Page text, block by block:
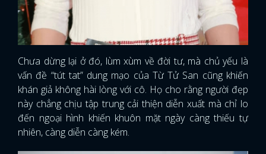
Chưa dừng lại ở đó, lùm xùm về đời tư, mà chủ yếu là
vấn đề “tút tat” dung mạo của Từ Tử San cũng khiến
khán giả không hài lòng với cô. Họ cho rằng người đẹp
này chẳng chịu tập trung cải thiện diễn xuất mà chỉ lo
đến ngoại hình khiến khuôn mặt ngày càng thiếu tự
nhiên, càng diễn càng kém.